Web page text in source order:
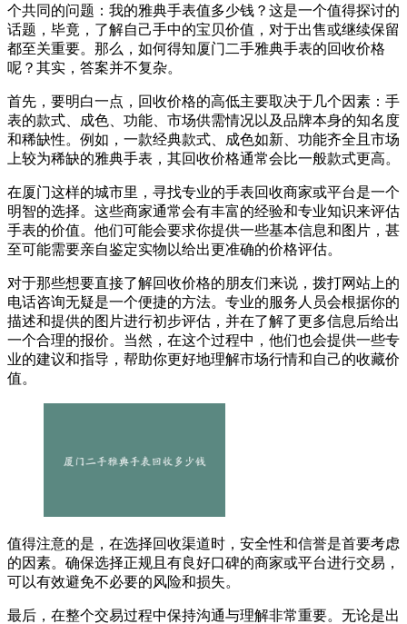
个共同的问题：我的雅典手表值多少钱？这是一个值得探讨的
话题，毕竟，了解自己手中的宝贝价值，对于出售或继续保留
都至关重要。那么，如何得知厦门二手雅典手表的回收价格
呢？其实，答案并不复杂。
首先，要明白一点，回收价格的高低主要取决于几个因素：手
表的款式、成色、功能、市场供需情况以及品牌本身的知名度
和稀缺性。例如，一款经典款式、成色如新、功能齐全且市场
上较为稀缺的雅典手表，其回收价格通常会比一般款式更高。
在厦门这样的城市里，寻找专业的手表回收商家或平台是一个
明智的选择。这些商家通常会有丰富的经验和专业知识来评估
手表的价值。他们可能会要求你提供一些基本信息和图片，甚
至可能需要亲自鉴定实物以给出更准确的价格评估。
对于那些想要直接了解回收价格的朋友们来说，拨打网站上的
电话咨询无疑是一个便捷的方法。专业的服务人员会根据你的
描述和提供的图片进行初步评估，并在了解了更多信息后给出
一个合理的报价。当然，在这个过程中，他们也会提供一些专
业的建议和指导，帮助你更好地理解市场行情和自己的收藏价
值。
值得注意的是，在选择回收渠道时，安全性和信誉是首要考虑
的因素。确保选择正规且有良好口碑的商家或平台进行交易，
可以有效避免不必要的风险和损失。
最后，在整个交易过程中保持沟通与理解非常重要。无论是出